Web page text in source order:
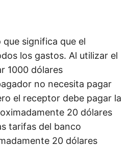
significa que el
los gastos. Al utilizar el
1000 dólares
no necesita pagar
el receptor debe pagar la
20 dólares
tarifas del banco
20 dólares